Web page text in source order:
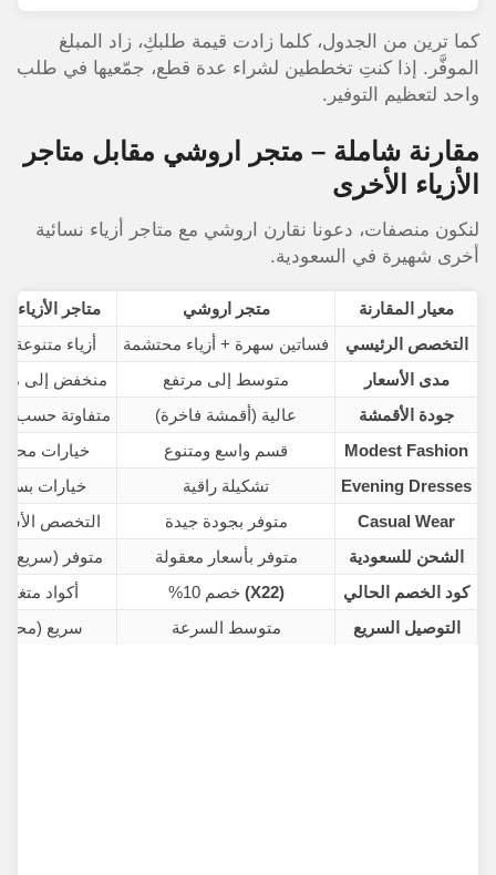
كما ترين من الجدول، كلما زادت قيمة طلبكِ، زاد المبلغ
الموفَّر. إذا كنتِ تخططين لشراء عدة قطع، جمّعيها في طلب
واحد لتعظيم التوفير.
مقارنة شاملة – متجر اروشي مقابل متاجر
الأزياء الأخرى
لنكون منصفات، دعونا نقارن اروشي مع متاجر أزياء نسائية
أخرى شهيرة في السعودية.
معيار المقارنة متجر اروشي
متاجر الأزياء
التخصص الرئيسي
فساتين سهرة + أزياء محتشمة
أزياء متنوعة
مدى الأسعار
متوسط إلى مرتفع
منخفض إلى
جودة الأقمشة
عالية (أقمشة فاخرة)
متفاوتة حسب
Modest Fashion
قسم واسع ومتنوع
خيارات
Evening Dresses
تشكيلة راقية
خيارات
Casual Wear
متوفر بجودة جيدة
التخصص
الشحن للسعودية
متوفر بأسعار معقولة
متوفر (سريع
كود الخصم الحالي
(X22) خصم10%
أكواد
التوصيل السريع
متوسط السرعة سريع